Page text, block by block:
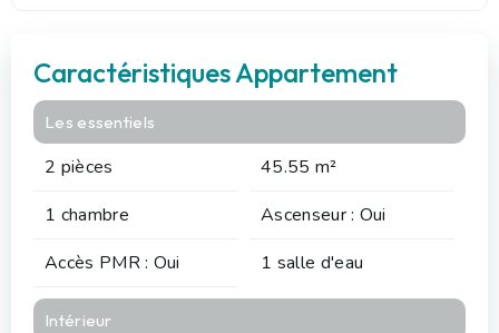
Caractéristiques Appartement
Les essentiels
2 pièces
45.55 m²
1 chambre
Ascenseur : Oui
Accès PMR : Oui
1 salle d'eau
Intérieur